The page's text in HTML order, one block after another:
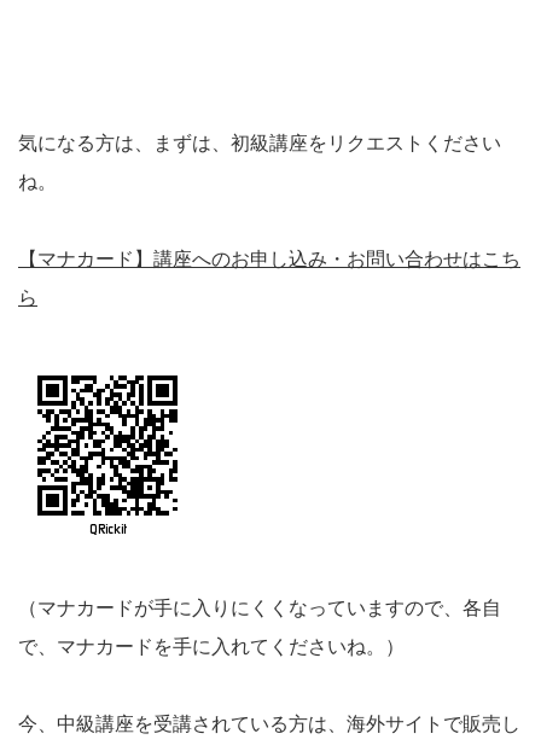
気になる方は、まずは、初級講座をリクエストください
ね。
【マナカード】講座へのお申し込み・お問い合わせはこち
ら
（マナカードが手に入りにくくなっていますので、各自
で、マナカードを手に入れてくださいね。）
今、中級講座を受講されている方は、海外サイトで販売し